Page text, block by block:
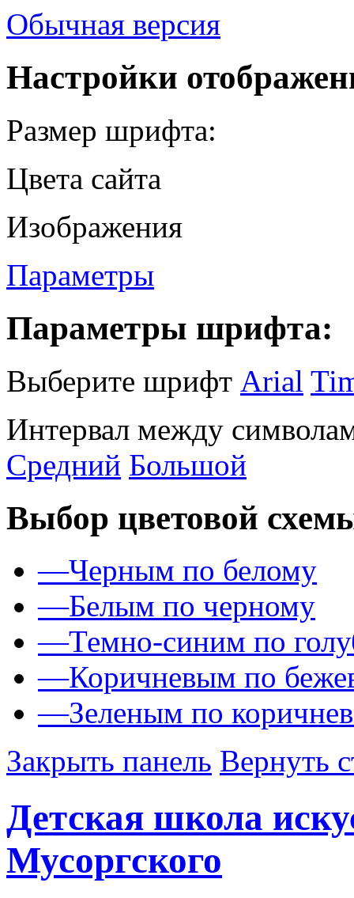
Обычная версия
Настройки
Размер шрифта:
Цвета сайта
Изображения
Параметры
Параметры шрифта:
Выберите шрифт Arial
Интервал между
Средний Большой
Выбор цветовой
—Черным по белому
—Белым по черному
—Темно-синим по
—Коричневым по
—Зеленым по
Закрыть панель Вернуть
Детская школа
Мусоргского